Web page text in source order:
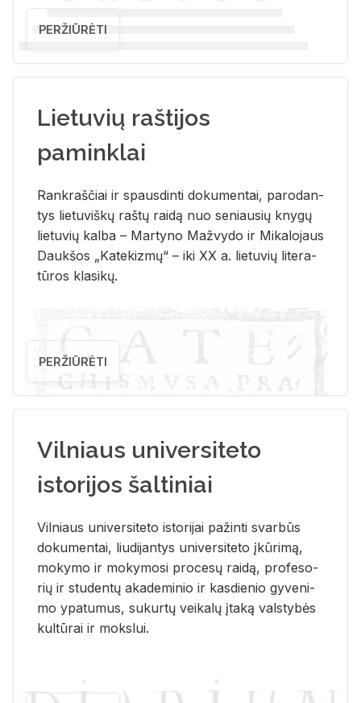
PERŽIŪRĖTI
Lietuvių raštijos
paminklai
Rank­raš­čiai ir spaus­din­ti do­ku­men­tai, pa­ro­dan­
tys lie­tu­viš­kų raš­tų rai­dą nuo se­niau­sių kny­gų
lie­tu­vių kal­ba – Mar­ty­no Ma­žvy­do ir Mi­ka­lo­jaus
Dauk­šos „Ka­te­kiz­mų“ – iki XX a. lie­tu­vių li­te­ra­
tū­ros kla­si­kų.
PERŽIŪRĖTI
Vilniaus universiteto
istorijos šaltiniai
Vil­niaus uni­ver­si­te­to is­to­ri­jai pa­žin­ti svar­būs
do­ku­men­tai, liu­di­jan­tys uni­ver­si­te­to įkū­ri­mą,
mo­ky­mo ir mo­ky­mo­si pro­ce­sų rai­dą, pro­fe­so­
rių ir stu­den­tų aka­de­mi­nio ir kas­die­nio gy­ve­ni­
mo ypa­tu­mus, su­kur­tų vei­ka­lų įta­ką vals­ty­bės
kul­tū­rai ir moks­lui.